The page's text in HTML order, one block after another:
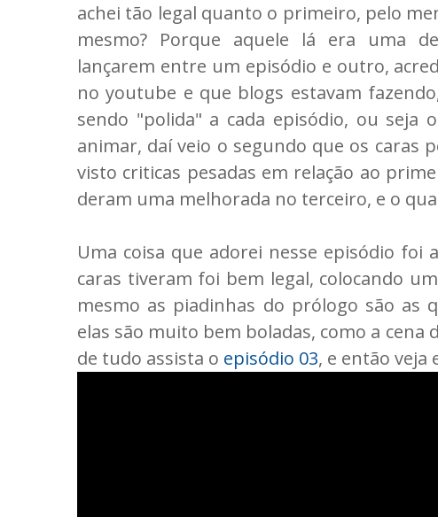
achei tão legal quanto o primeiro, pelo
mesmo? Porque aquele lá era uma
lançarem entre um episódio e outro,
no youtube e que blogs estavam
sendo "polida" a cada episódio, ou
animar, daí veio o segundo que os caras
visto criticas pesadas em relação ao
deram uma melhorada no terceiro, e o
Uma coisa que adorei nesse episódio
caras tiveram foi bem legal, colocando
mesmo as piadinhas do prólogo são as
elas são muito bem boladas, como a
de tudo assista o episódio 03, e então veja